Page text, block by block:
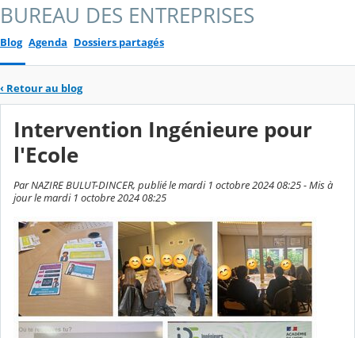
BUREAU DES ENTREPRISES
Blog Agenda Dossiers partagés
‹ Retour au blog
Intervention Ingénieure pour
l'Ecole
Par NAZIRE BULUT-DINCER, publié le mardi 1 octobre 2024 08:25 - Mis à
jour le mardi 1 octobre 2024 08:25